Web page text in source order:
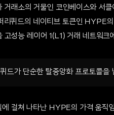
래소의 거물인 코인베이스와 서
리퀴드의 네이티브 토큰인 HYPE
고성능 레이어 1(L1) 거래 네트워크
드가 단순한 탈중앙화 프로토콜
걸쳐 나타난 HYPE의 가격 움직